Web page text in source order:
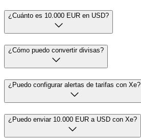
¿Cuánto es 10.000 EUR en USD?
¿Cómo puedo convertir divisas?
¿Puedo configurar alertas de tarifas con Xe?
¿Puedo enviar 10.000 EUR a USD con Xe?